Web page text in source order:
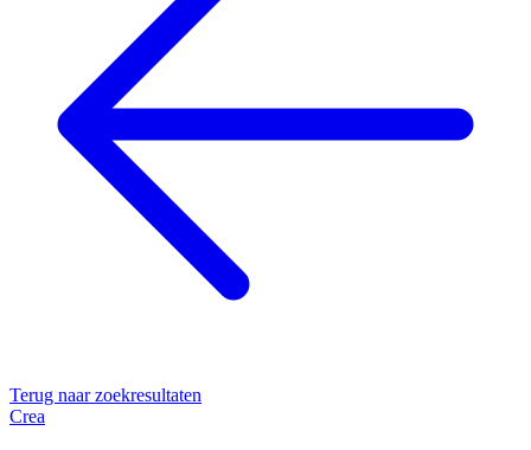
Terug naar zoekresultaten
Crea